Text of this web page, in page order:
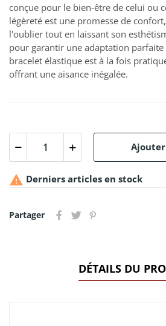
conçue pour le bien-être de celui ou
légèreté est une promesse de
l'oublier tout en laissant son
pour garantir une adaptation parfaite
bracelet élastique est à la fois
offrant une aisance inégalée.
 Derniers articles en stock
Partager
DÉTAILS DU